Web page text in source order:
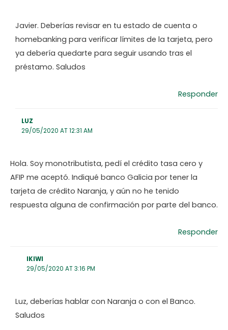
Javier. Deberías revisar en tu estado de cuenta o
homebanking para verificar límites de la tarjeta, pero
ya debería quedarte para seguir usando tras el
préstamo. Saludos
Responder
LUZ
29/05/2020 AT 12:31 AM
Hola. Soy monotributista, pedí el crédito tasa cero y
AFIP me aceptó. Indiqué banco Galicia por tener la
tarjeta de crédito Naranja, y aún no he tenido
respuesta alguna de confirmación por parte del banco.
Responder
IKIWI
29/05/2020 AT 3:16 PM
Luz, deberías hablar con Naranja o con el Banco.
Saludos